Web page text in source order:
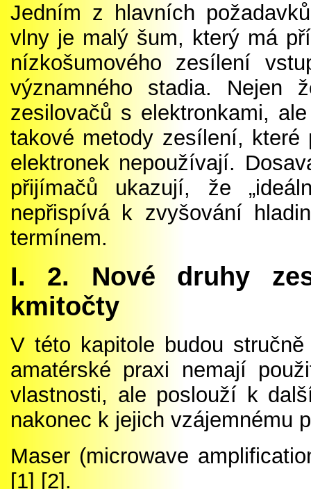
Jedním z hlavních
vlny je malý šum, který má
nízkošumového zesílení
významného stadia. Nejen
zesilovačů s elektronkami,
takové metody zesílení,
elektronek nepoužívají.
přijímačů ukazují, že
nepřispívá k zvyšování
termínem.
I. 2. Nové druhy
kmitočty
V této kapitole budou
amatérské praxi nemají
vlastnosti, ale poslouží k
nakonec k jejich vzájemnému
Maser (microwave
[1] [2].